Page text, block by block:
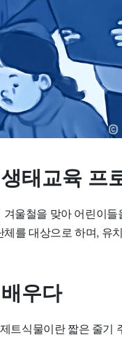
태교육 프
울철을 맞아 어린이들
를 대상으로 하며, 유
우다
트식물이란 짧은 줄기